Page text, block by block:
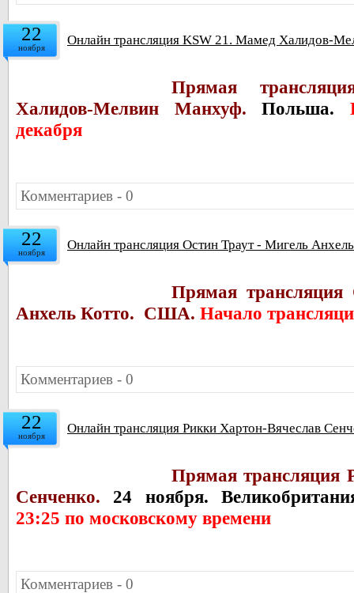
22
ноября Онлайн трансляция KSW 21. Мамед Халидов-
Прямая
Халидов-Мелвин Манхуф. Польша.
декабря
Комментариев - 0
22
ноября Онлайн трансляция Остин Траут - Мигель
Прямая
Анхель Котто. США. Начало
Комментариев - 0
22
ноября Онлайн трансляция Рикки Хартон-Вячеслав
Прямая трансляция
Сенченко. 24 ноября.
23:25 по московскому времени
Комментариев - 0